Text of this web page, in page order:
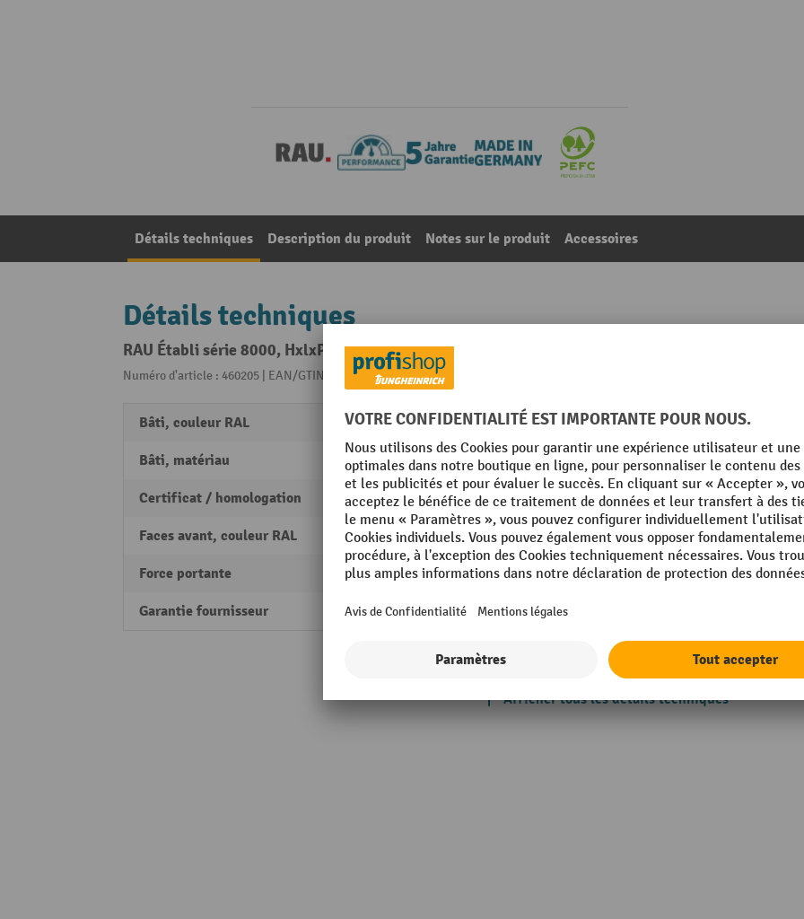
Détails techniques Description du produit Notes sur le produit Accessoires
Détails techniques
RAU Établi série 8000, HxlxP 840 x 2 000 x 700 mm, 3 tiroirs, capacité de charge des tiroirs 50
Numéro d'article : 460205 | EAN/GTIN: 4040376219633De la catégorie :
Bâti, couleur RAL RAL 7035 gris clair
Bâti, matériau Acier profilé
Certificat / homologation PEFC
Faces avant, couleur RAL RAL 5010 bleu gentiane
Force portante 1250 kg
Garantie fournisseur 5
Planche de travail, surface
Planche de travail, épaisseur
Poids propre
Profondeur
Propriétés techniques
Afficher tous les détails techniques